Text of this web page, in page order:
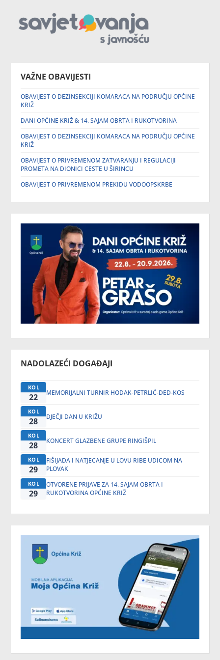
VAŽNE OBAVIJESTI
OBAVIJEST O DEZINSEKCIJI KOMARACA NA PODRUČJU OPĆINE
KRIŽ
DANI OPĆINE KRIŽ & 14. SAJAM OBRTA I RUKOTVORINA
OBAVIJEST O DEZINSEKCIJI KOMARACA NA PODRUČJU OPĆINE
KRIŽ
OBAVIJEST O PRIVREMENOM ZATVARANJU I REGULACIJI
PROMETA NA DIONICI CESTE U ŠIRINCU
OBAVIJEST O PRIVREMENOM PREKIDU VODOOPSKRBE
NADOLAZEĆI DOGAĐAJI
KOL
22 MEMORIJALNI TURNIR HODAK-PETRLIĆ-DED-KOS
KOL
28 DJEČJI DAN U KRIŽU
KOL
28 KONCERT GLAZBENE GRUPE RINGIŠPIL
KOL
29
FIŠIJADA I NATJECANJE U LOVU RIBE UDICOM NA
PLOVAK
KOL
29
OTVORENE PRIJAVE ZA 14. SAJAM OBRTA I
RUKOTVORINA OPĆINE KRIŽ